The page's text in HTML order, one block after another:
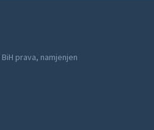
prava, namjenjen